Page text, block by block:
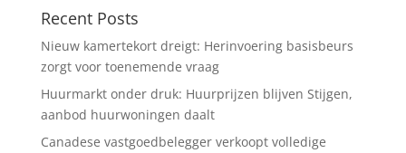
Recent Posts
Nieuw kamertekort dreigt: Herinvoering basisbeurs
zorgt voor toenemende vraag
Huurmarkt onder druk: Huurprijzen blijven Stijgen,
aanbod huurwoningen daalt
Canadese vastgoedbelegger verkoopt volledige